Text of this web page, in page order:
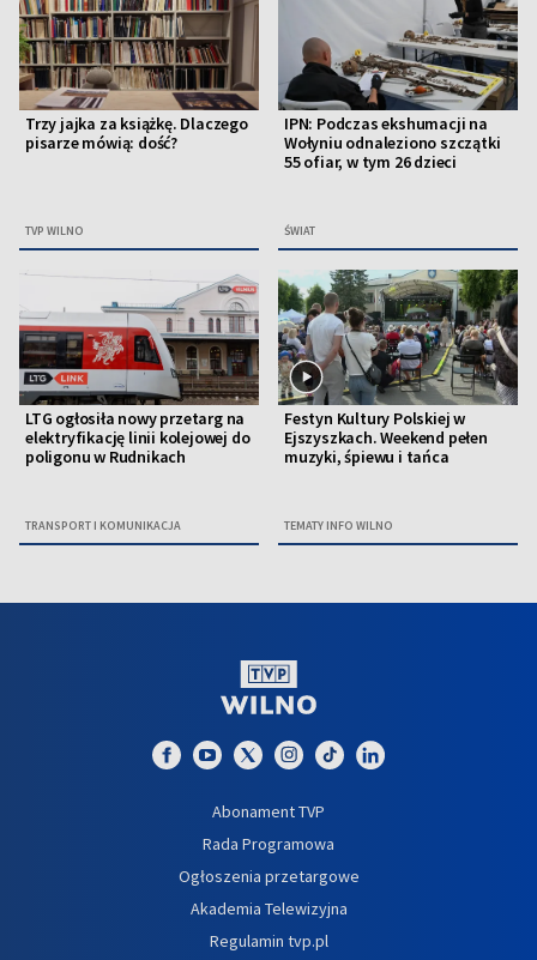
Trzy jajka za książkę. Dlaczego
pisarze mówią: dość?
TVP WILNO
IPN: Podczas ekshumacji na
Wołyniu odnaleziono szczątki
55 ofiar, w tym 26 dzieci
ŚWIAT
LTG ogłosiła nowy przetarg na
elektryfikację linii kolejowej do
poligonu w Rudnikach
TRANSPORT I KOMUNIKACJA
Festyn Kultury Polskiej w
Ejszyszkach. Weekend pełen
muzyki, śpiewu i tańca
TEMATY INFO WILNO
Abonament TVP
Rada Programowa
Ogłoszenia przetargowe
Akademia Telewizyjna
Regulamin tvp.pl